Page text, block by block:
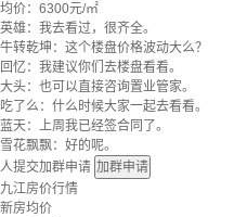
均价： 6300元/㎡
英雄：我去看过，很齐全。
牛转乾坤：这个楼盘价格波动大么？
回忆：我建议你们去楼盘看看。
大头：也可以直接咨询置业管家。
吃了么：什么时候大家一起去看看。
蓝天：上周我已经签合同了。
雪花飘飘：好的呢。
人提交加群申请 加群申请
九江房价行情
新房均价